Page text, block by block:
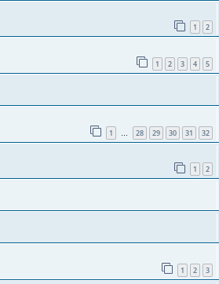
1 2
1 2 3 4 5
1 28 29 30 31 32
1 2
1 2 3